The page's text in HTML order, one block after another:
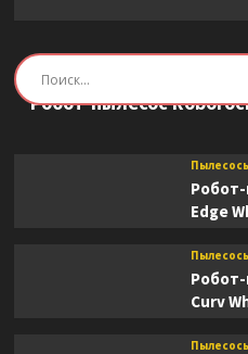
Пылесосы
Робот-пылесос
Робот-
Edge
Робот-
Curv